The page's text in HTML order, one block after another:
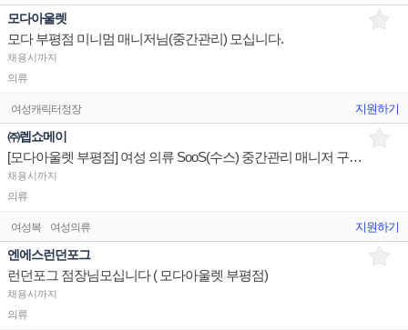
모다아울렛
모다 부평점 미니멈 매니저님(중간관리) 모십니다.
채용시까지
의류
여성캐릭터정장 지원하기
㈜렙쇼메이
[모다아울렛 부평점] 여성 의류 SooS(수스) 중간관리 매니저 구인합니다.
채용시까지
의류
여성복 여성의류 지원하기
엔에스런던포그
런던포그 점장님모십니다 ( 모다아울렛 부평점)
채용시까지
의류